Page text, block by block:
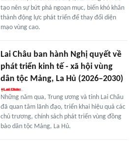
tạo nên sự bứt phá ngoạn mục, biến khó khăn
thành động lực phát triển để thay đổi diện
mạo vùng cao.
Lai Châu ban hành Nghị quyết về
phát triển kinh tế - xã hội vùng
dân tộc Mảng, La Hủ (2026–2030)
Những năm qua, Trung ương và tỉnh Lai Châu
đã quan tâm lãnh đạo, triển khai hiệu quả các
chủ trương, chính sách phát triển vùng đồng
bào dân tộc Mảng, La Hủ.